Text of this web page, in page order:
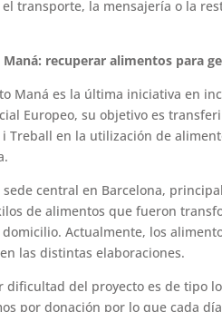
transporte, la mensajería o la
Maná: recuperar alimentos para
Maná es la última iniciativa en
Europeo, su objetivo es
i Treball en la utilización de
sede central en Barcelona,
de alimentos que fueron
domicilio. Actualmente, los
las distintas elaboraciones.
dificultad del proyecto es de tipo
por donación por lo que cada